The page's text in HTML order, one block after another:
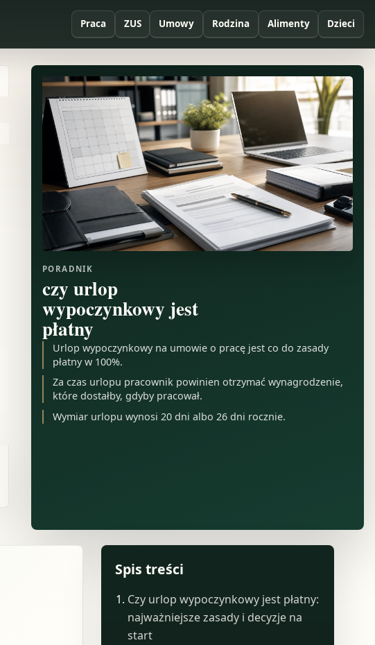
Praca ZUS Umowy Rodzina Alimenty Dzieci
PORADNIK
czy urlop
wypoczynkowy jest
płatny
Urlop wypoczynkowy na umowie o pracę jest co do zasady
płatny w 100%.
Za czas urlopu pracownik powinien otrzymać wynagrodzenie,
które dostałby, gdyby pracował.
Wymiar urlopu wynosi 20 dni albo 26 dni rocznie.
Spis treści
Czy urlop wypoczynkowy jest płatny:
najważniejsze zasady i decyzje na
start